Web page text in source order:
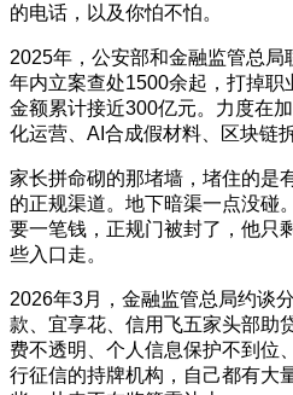
的电话，以及你怕不怕。
2025年，公安部和金融监管总
年内立案查处1500余起，打掉职
金额累计接近300亿元。力度在
化运营、AI合成假材料、区块链
家长拼命砌的那堵墙，堵住的是
的正规渠道。地下暗渠一点没碰
要一笔钱，正规门被封了，他只
些入口走。
2026年3月，金融监管总局约谈
款、宜享花、信用飞五家头部助
费不透明、个人信息保护不到位
行征信的持牌机构，自己都有大